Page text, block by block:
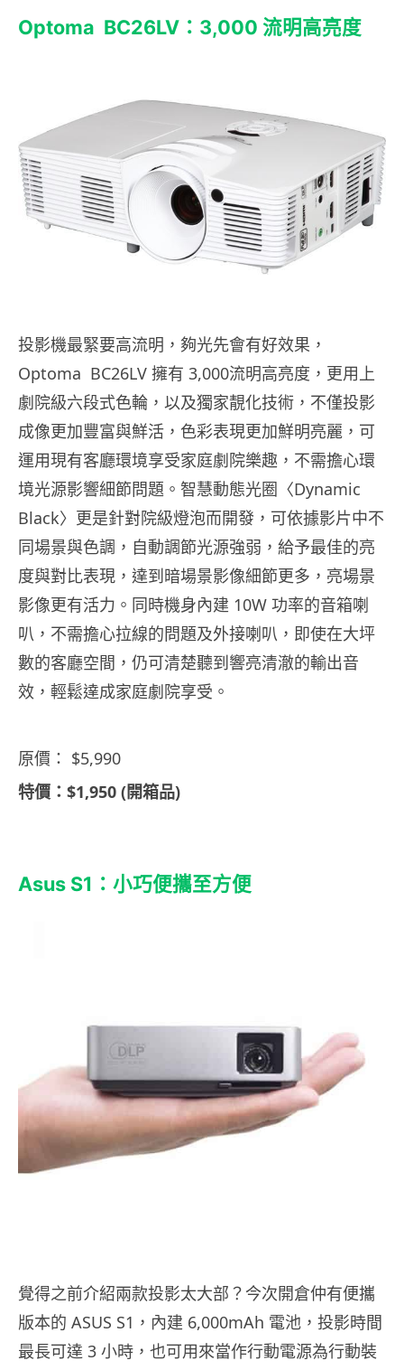
Optoma BC26LV：3,000 流明高亮度
投影機最緊要高流明，夠光先會有好效果，
Optoma BC26LV 擁有 3,000流明高亮度，更用上
劇院級六段式色輪，以及獨家靚化技術，不僅投影
成像更加豐富與鮮活，色彩表現更加鮮明亮麗，可
運用現有客廳環境享受家庭劇院樂趣，不需擔心環
境光源影響細節問題。 智慧動態光圈〈Dynamic
Black〉更是針對院級燈泡而開發，可依據影片中不
同場景與色調，自動調節光源強弱，給予最佳的亮
度與對比表現，達到暗場景影像細節更多， 亮場景
影像更有活力。同時機身內建 10W 功率的音箱喇
叭，不需擔心拉線的問題及外接喇叭，即使在大坪
數的客廳空間，仍可清楚聽到響亮清澈的輸出音
效，輕鬆達成家庭劇院享受。
原價： $5,990
特價：$1,950 (開箱品)
Asus S1：小巧便攜至方便
覺得之前介紹兩款投影太大部？今次開倉仲有便攜
版本的 ASUS S1，內建 6,000mAh 電池，投影時間
最長可達 3 小時，也可用來當作行動電源為行動裝